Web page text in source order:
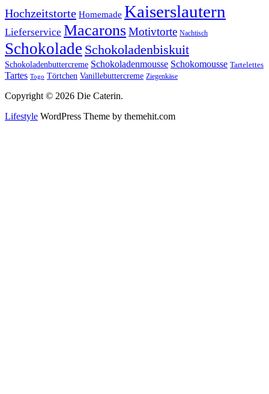
Hochzeitstorte Homemade Kaiserslautern
Lieferservice MacaronsMotivtorte Nachtisch
Schokolade Schokoladenbiskuit
Schokoladenbuttercreme Schokoladenmousse Schokomousse Tartelettes
Tartes Togo Törtchen Vanillebuttercreme Ziegenkäse
Copyright © 2026 Die Caterin.
Lifestyle WordPress Theme by themehit.com